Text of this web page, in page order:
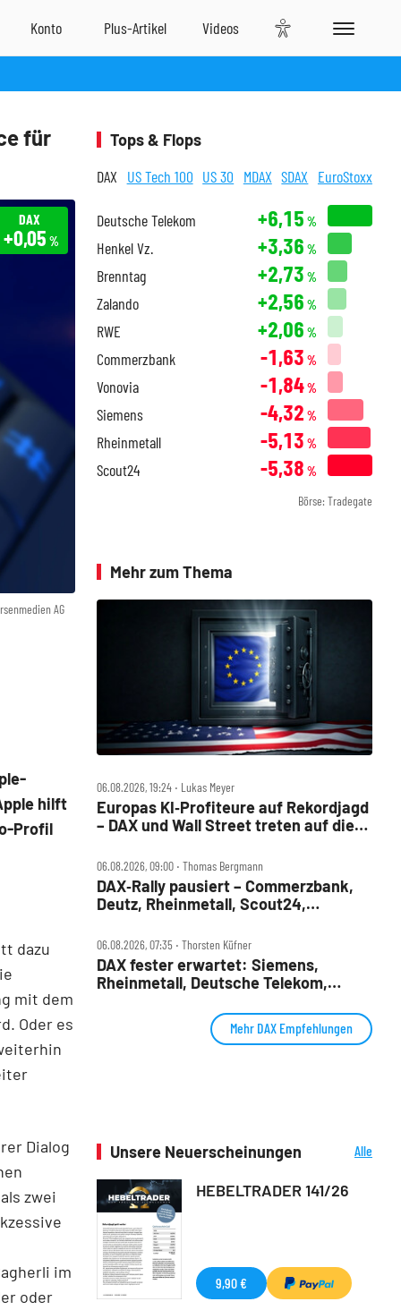
für
AG
DAX
+0,05 %
hilft
Profil
dazu
mit dem
Oder es
Dialog
zwei
im
oder
Tops & Flops
DAX US Tech 100 US 30 MDAX SDAX EuroStoxx
Deutsche Telekom +6,15 %
Henkel Vz. +3,36 %
Brenntag +2,73 %
Zalando +2,56 %
RWE +2,06 %
Commerzbank -1,63 %
Vonovia -1,84%
Siemens -4,32 %
Rheinmetall -5,13 %
Scout24 -5,38 %
Börse: Tradegate
Mehr zum Thema
06.08.2026, 19:24 ‧ Lukas Meyer
Europas KI‑Profiteure auf Rekordjagd
– DAX und Wall Street treten auf die
06.08.2026, 09:00 ‧ Thomas Bergmann
DAX‑Rally pausiert – Commerzbank,
Deutz, Rheinmetall, Scout24,
Check
06.08.2026, 07:35 ‧ Thorsten Küfner
DAX fester erwartet: Siemens,
Rheinmetall, Deutsche Telekom,
Mehr DAX Empfehlungen
Unsere Neuerscheinungen
Alle
HEBELTRADER 141/26
9,90 €